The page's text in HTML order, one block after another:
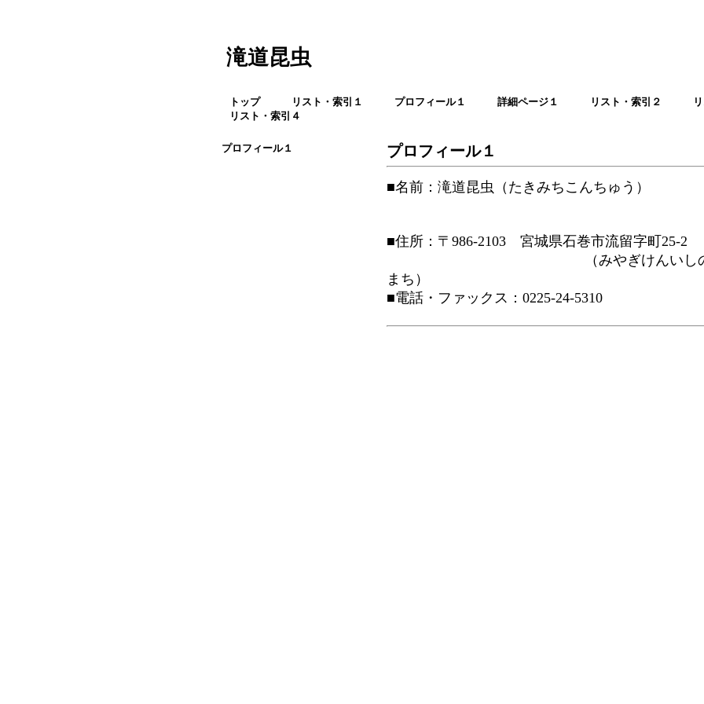
滝道昆虫
トップ リスト・索引１ プロフィール１ 詳細ページ１ リスト・索引２
リスト・索引４
プロフィール１ プロフィール１
■名前：滝道昆虫（たきみちこんちゅう）
■住所：〒986-2103 宮城県石巻市流留字町25-2
（みやぎけんいしのまきし
まち）
■電話・ファックス：0225-24-5310